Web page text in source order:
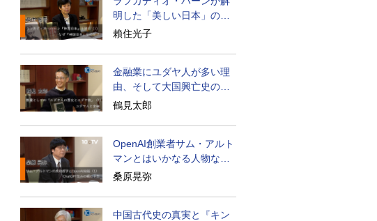
明した「美しい日本」の秘
密と未来
賴住光子
金融業にユダヤ人が多い理
由、そして大国興亡史の裏
面のユダヤ人
鶴見太郎
OpenAI創業者サム・アルト
マンとはいかなる人物なの
か
桑原晃弥
中国古代史の真実と『キン